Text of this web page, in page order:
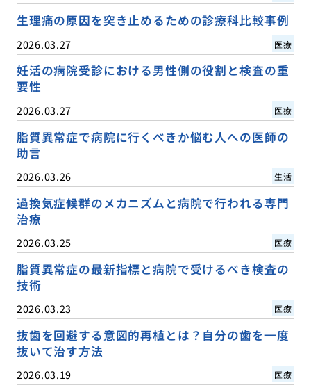
生理痛の原因を突き止めるための診療科比較事例
2026.03.27 医療
妊活の病院受診における男性側の役割と検査の重
要性
2026.03.27 医療
脂質異常症で病院に行くべきか悩む人への医師の
助言
2026.03.26 生活
過換気症候群のメカニズムと病院で行われる専門
治療
2026.03.25 医療
脂質異常症の最新指標と病院で受けるべき検査の
技術
2026.03.23 医療
抜歯を回避する意図的再植とは？自分の歯を一度
抜いて治す方法
2026.03.19 医療